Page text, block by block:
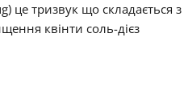
це тризвук що складається з
квінти соль-дієз